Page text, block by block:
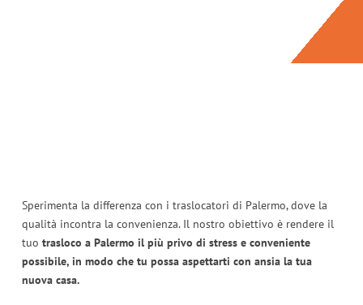
Sperimenta la differenza con i traslocatori di Palermo, dove la
qualità incontra la convenienza. Il nostro obiettivo è rendere il
tuo trasloco a Palermo il più privo di stress e conveniente
possibile, in modo che tu possa aspettarti con ansia la tua
nuova casa.